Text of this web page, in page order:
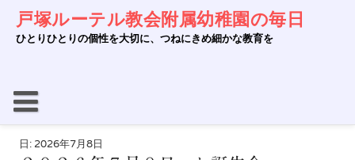
content
戸塚ルーテル教会附属幼稚園の毎日
ひとりひとりの個性を大切に、つねにきめ細かな教育を
日: 2026年7月8日